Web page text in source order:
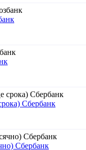
Сбербанк
Сбербанк